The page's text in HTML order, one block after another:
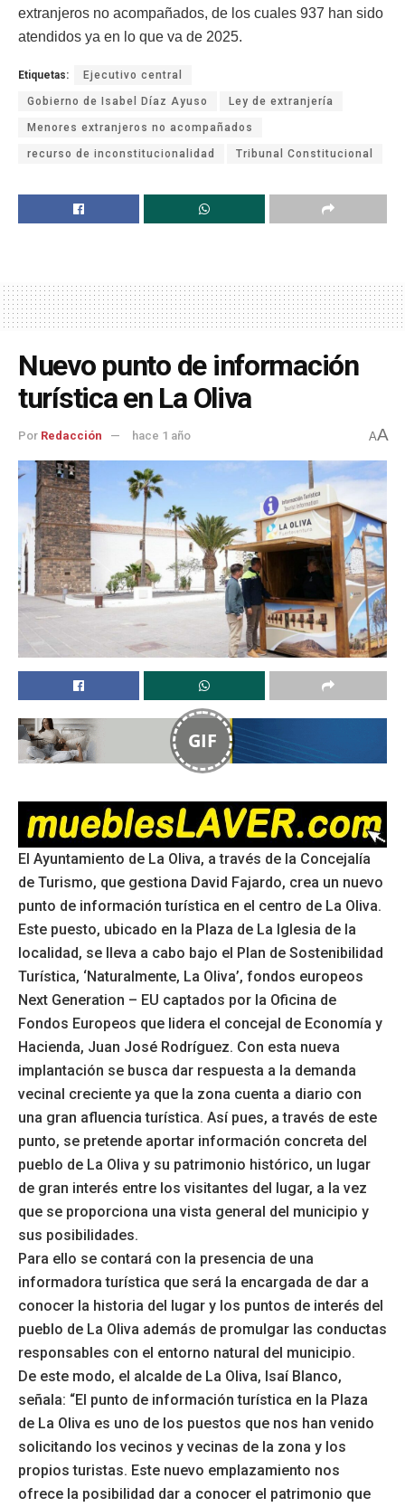
extranjeros no acompañados, de los cuales 937 han sido
atendidos ya en lo que va de 2025.
Etiquetas: Ejecutivo central
Gobierno de Isabel Díaz Ayuso Ley de extranjería
Menores extranjeros no acompañados
recurso de inconstitucionalidad Tribunal Constitucional
Nuevo punto de información
turística en La Oliva
Por Redacción hace 1 año AA
GIF
El Ayuntamiento de La Oliva, a través de la Concejalía
de Turismo, que gestiona David Fajardo, crea un nuevo
punto de información turística en el centro de La Oliva.
Este puesto, ubicado en la Plaza de La Iglesia de la
localidad, se lleva a cabo bajo el Plan de Sostenibilidad
Turística, ‘Naturalmente, La Oliva’, fondos europeos
Next Generation – EU captados por la Oficina de
Fondos Europeos que lidera el concejal de Economía y
Hacienda, Juan José Rodríguez. Con esta nueva
implantación se busca dar respuesta a la demanda
vecinal creciente ya que la zona cuenta a diario con
una gran afluencia turística. Así pues, a través de este
punto, se pretende aportar información concreta del
pueblo de La Oliva y su patrimonio histórico, un lugar
de gran interés entre los visitantes del lugar, a la vez
que se proporciona una vista general del municipio y
sus posibilidades.
Para ello se contará con la presencia de una
informadora turística que será la encargada de dar a
conocer la historia del lugar y los puntos de interés del
pueblo de La Oliva además de promulgar las conductas
responsables con el entorno natural del municipio.
De este modo, el alcalde de La Oliva, Isaí Blanco,
señala: “El punto de información turística en la Plaza
de La Oliva es uno de los puestos que nos han venido
solicitando los vecinos y vecinas de la zona y los
propios turistas. Este nuevo emplazamiento nos
ofrece la posibilidad dar a conocer el patrimonio que